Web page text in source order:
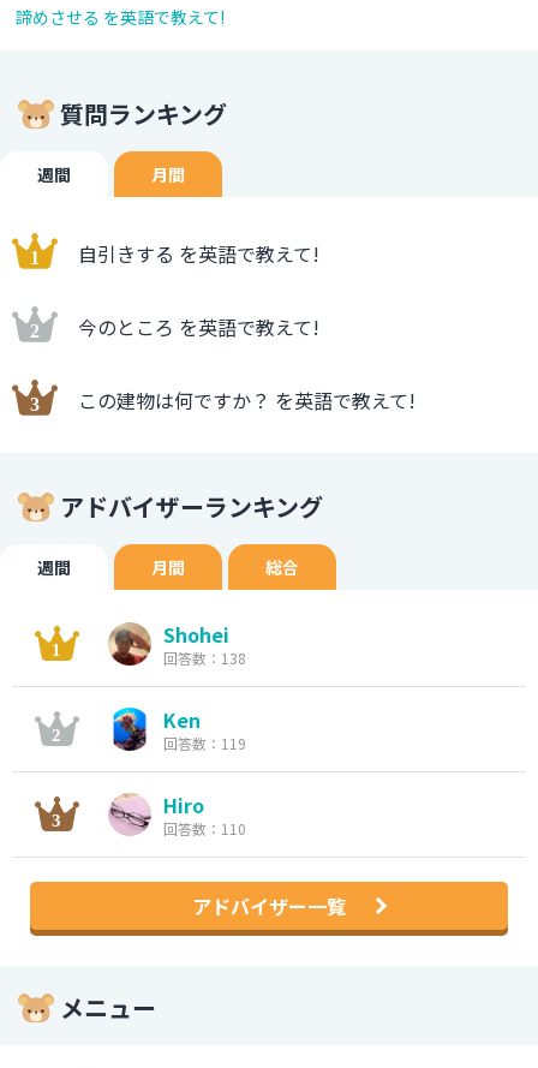
諦めさせる を英語で教えて!
質問ランキング
週間 月間
自引きする を英語で教えて!
今のところ を英語で教えて!
この建物は何ですか？ を英語で教えて!
アドバイザーランキング
週間 月間 総合
Shohei
回答数：138
Ken
回答数：119
Hiro
回答数：110
アドバイザー一覧
メニュー